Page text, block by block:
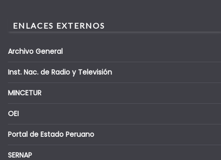
ENLACES EXTERNOS
Archivo General
Inst. Nac. de Radio y Televisión
MINCETUR
OEI
Portal de Estado Peruano
SERNAP